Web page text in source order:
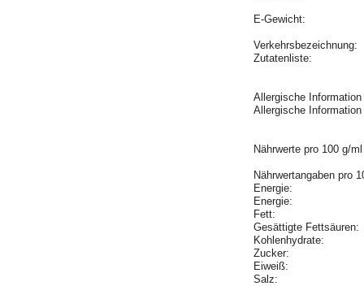
E-Gewicht:
Verkehrsbezeichnung:
Zutatenliste:
Allergische
Allergische
Nährwerte pro 100 g/ml
Nährwertangaben pro
Energie:
Energie:
Fett:
Gesättigte
Kohlenhydrate:
Zucker:
Eiweiß:
Salz: